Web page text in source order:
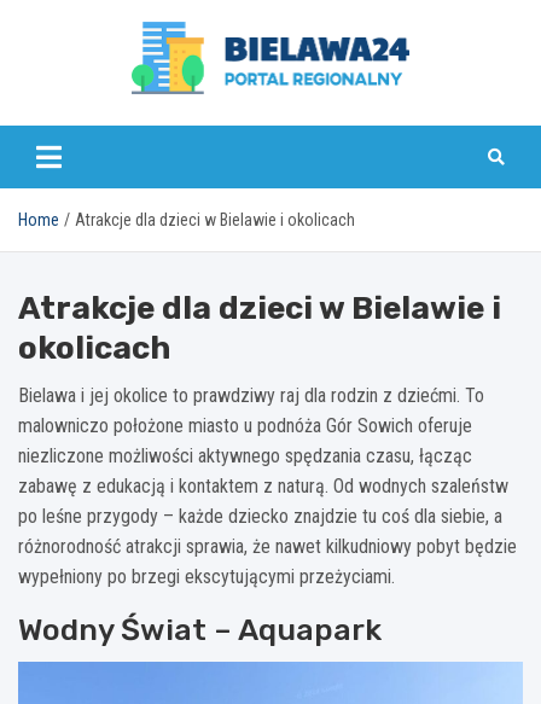
bielawa24.pl
Home Atrakcje dla dzieci w Bielawie i okolicach
Atrakcje dla dzieci w Bielawie i
okolicach
Bielawa i jej okolice to prawdziwy raj dla rodzin z dziećmi. To
malowniczo położone miasto u podnóża Gór Sowich oferuje
niezliczone możliwości aktywnego spędzania czasu, łącząc
zabawę z edukacją i kontaktem z naturą. Od wodnych szaleństw
po leśne przygody – każde dziecko znajdzie tu coś dla siebie, a
różnorodność atrakcji sprawia, że nawet kilkudniowy pobyt będzie
wypełniony po brzegi ekscytującymi przeżyciami.
Wodny Świat – Aquapark